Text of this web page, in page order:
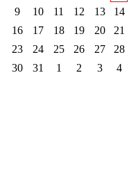
9
10 11 12 13 14
16
17 18 19 20 21
23
24 25 26 27 28
30
31 1 2 3 4